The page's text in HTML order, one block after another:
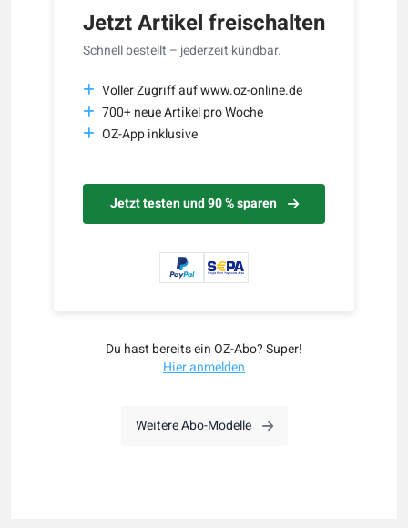
Jetzt Artikel freischalten
Schnell bestellt – jederzeit kündbar.
Voller Zugriff auf www.oz-online.de
700+ neue Artikel pro Woche
OZ-App inklusive
Jetzt testen und 90 % sparen
Du hast bereits ein OZ-Abo? Super!
Hier anmelden
Weitere Abo-Modelle